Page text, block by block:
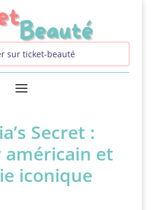
Secret :
et
iconique